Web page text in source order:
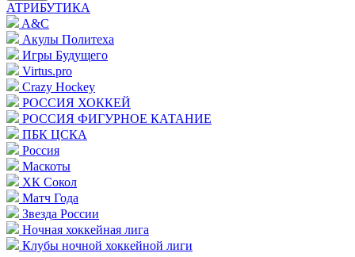
АТРИБУТИКА
A&C
Акулы Политеха
Игры Будущего
Virtus.pro
Crazy Hockey
РОССИЯ ХОККЕЙ
РОССИЯ ФИГУРНОЕ КАТАНИЕ
ПБК ЦСКА
Россия
Маскоты
ХК Сокол
Матч Года
Звезда России
Ночная хоккейная лига
Клубы ночной хоккейной лиги